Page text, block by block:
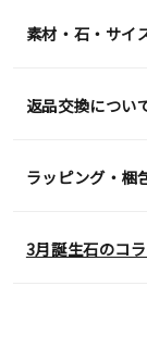
素材・石・サイ
返品交換につい
ラッピング・梱
3月誕生石のコ